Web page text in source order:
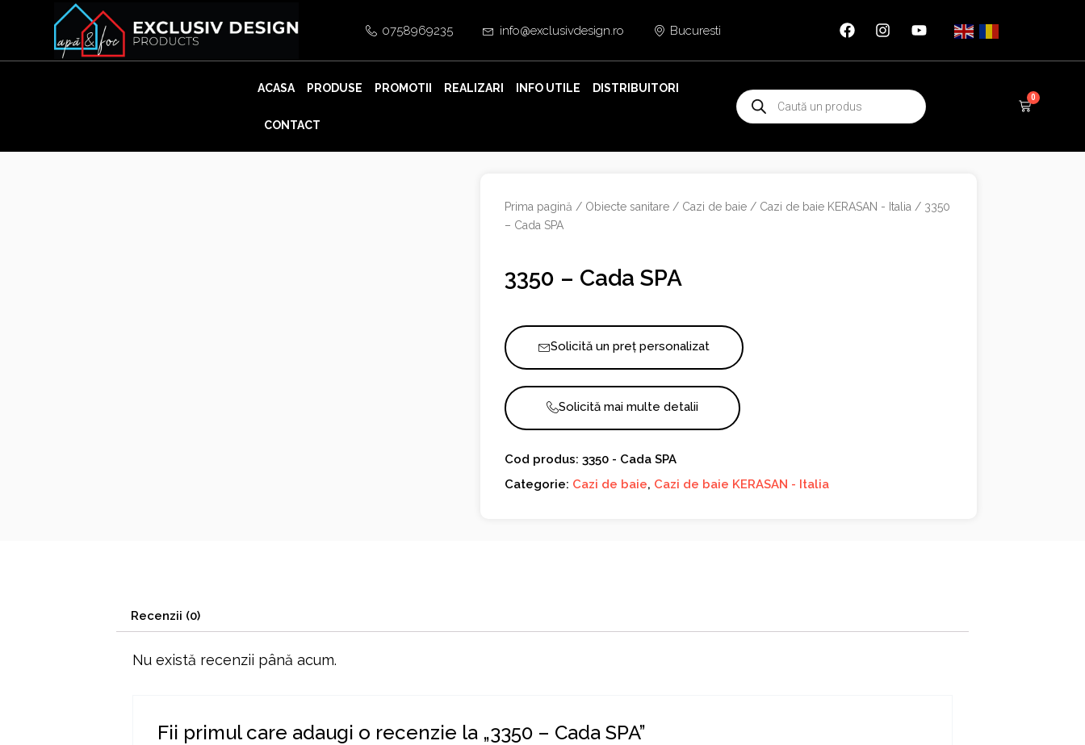
content
0758969235 info@exclusivdesign.ro Bucuresti
ACASA PRODUSE PROMOTII REALIZARI INFO UTILE DISTRIBUITORI
CONTACT
Products
search
0
Cart
Prima pagină / Obiecte sanitare / Cazi de baie / Cazi de baie KERASAN - Italia / 3350
– Cada SPA
3350 – Cada SPA
Solicită un preț personalizat
Solicită mai multe detalii
Cod produs: 3350 - Cada SPA
Categorie: Cazi de baie, Cazi de baie KERASAN - Italia
Recenzii (0)
Nu există recenzii până acum.
Fii primul care adaugi o recenzie la „3350 – Cada SPA”